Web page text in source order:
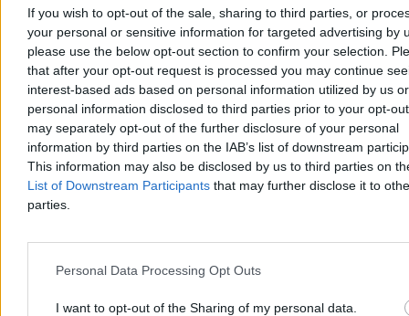
If you wish to opt-out of the sale, sharing to third parties, or
your personal or sensitive information for targeted advertising by
please use the below opt-out section to confirm your selection.
that after your opt-out request is processed you may continue
interest-based ads based on personal information utilized by us or
personal information disclosed to third parties prior to your opt-
may separately opt-out of the further disclosure of your personal
information by third parties on the IAB’s list of downstream
This information may also be disclosed by us to third parties on
List of Downstream Participants that may further disclose it to
parties.
Personal Data Processing Opt Outs
I want to opt-out of the Sharing of my personal data.
Aleksandra Cieślik
Wczoraj 19:20
4 min
Reklama
Reklama